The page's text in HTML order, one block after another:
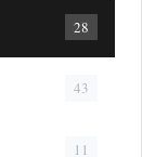
28
43
11